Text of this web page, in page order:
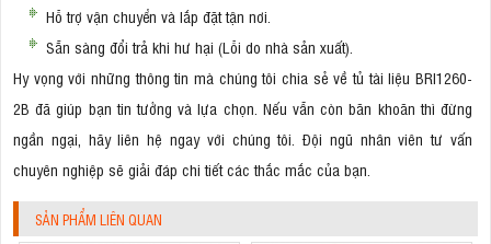
Hỗ trợ vận chuyển và lắp đặt tận nơi.
Sẵn sàng đổi trả khi hư hại (Lỗi do nhà sản xuất).
Hy vọng với những thông tin mà chúng tôi chia sẻ về tủ tài liệu BRI1260-
2B đã giúp bạn tin tưởng và lựa chọn. Nếu vẫn còn băn khoăn thì đừng
ngần ngại, hãy liên hệ ngay với chúng tôi. Đội ngũ nhân viên tư vấn
chuyên nghiệp sẽ giải đáp chi tiết các thắc mắc của bạn.
SẢN PHẨM LIÊN QUAN